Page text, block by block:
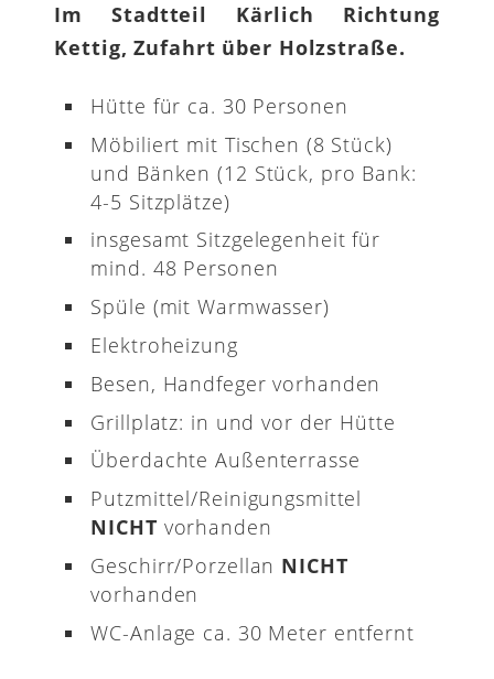
Im Stadtteil Kärlich Richtung
Kettig, Zufahrt über Holzstraße.
Hütte für ca. 30 Personen
Möbiliert mit Tischen (8 Stück)
und Bänken (12 Stück, pro Bank:
4-5 Sitzplätze)
insgesamt Sitzgelegenheit für
mind. 48 Personen
Spüle (mit Warmwasser)
Elektroheizung
Besen, Handfeger vorhanden
Grillplatz: in und vor der Hütte
Überdachte Außenterrasse
Putzmittel/Reinigungsmittel
NICHT vorhanden
Geschirr/Porzellan NICHT
vorhanden
WC-Anlage ca. 30 Meter entfernt